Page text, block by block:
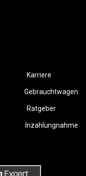
Karriere
Gebrauchtwagen
Ratgeber
Inzahlungnahme